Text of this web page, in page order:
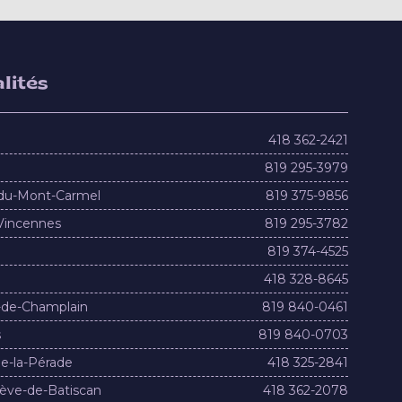
418 362-2421
819 295-3979
Mont-Carmel
819 375-9856
819 295-3782
819 374-4525
418 328-8645
Champlain
819 840-0461
819 840-0703
la-Pérade
418 325-2841
de-Batiscan
418 362-2078